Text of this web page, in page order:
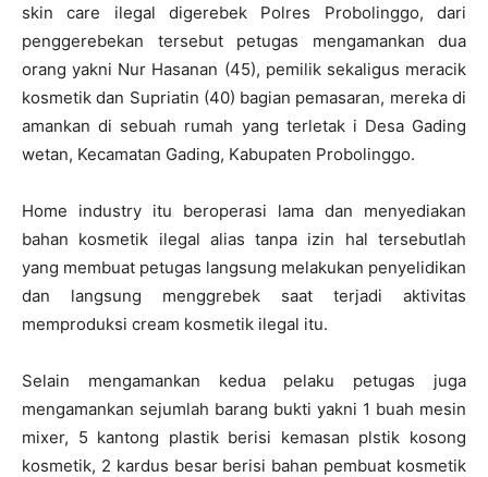
skin care ilegal digerebek Polres Probolinggo, dari
penggerebekan tersebut petugas mengamankan dua
orang yakni Nur Hasanan (45), pemilik sekaligus meracik
kosmetik dan Supriatin (40) bagian pemasaran, mereka di
amankan di sebuah rumah yang terletak i Desa Gading
wetan, Kecamatan Gading, Kabupaten Probolinggo.
Home industry itu beroperasi lama dan menyediakan
bahan kosmetik ilegal alias tanpa izin hal tersebutlah
yang membuat petugas langsung melakukan penyelidikan
dan langsung menggrebek saat terjadi aktivitas
memproduksi cream kosmetik ilegal itu.
Selain mengamankan kedua pelaku petugas juga
mengamankan sejumlah barang bukti yakni 1 buah mesin
mixer, 5 kantong plastik berisi kemasan plstik kosong
kosmetik, 2 kardus besar berisi bahan pembuat kosmetik